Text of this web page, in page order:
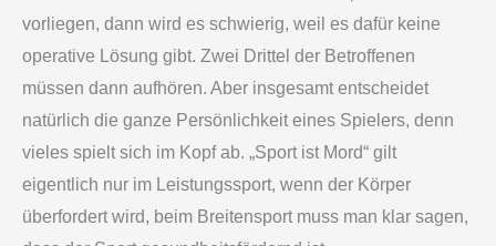
vorliegen, dann wird es schwierig, weil es dafür keine
operative Lösung gibt. Zwei Drittel der Betroffenen
müssen dann aufhören. Aber insgesamt entscheidet
natürlich die ganze Persönlichkeit eines Spielers, denn
vieles spielt sich im Kopf ab. „Sport ist Mord“ gilt
eigentlich nur im Leistungssport, wenn der Körper
überfordert wird, beim Breitensport muss man klar sagen,